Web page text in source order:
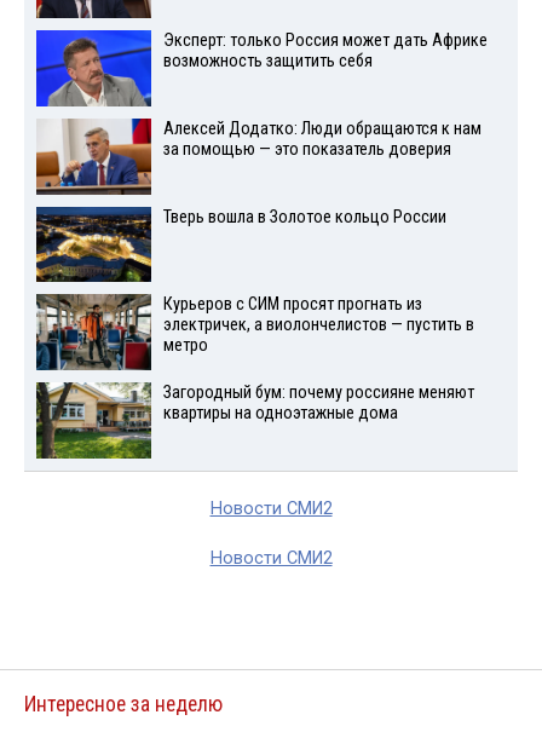
Эксперт: только Россия может дать Африке
возможность защитить себя
Алексей Додатко: Люди обращаются к нам
за помощью — это показатель доверия
Тверь вошла в Золотое кольцо России
Курьеров с СИМ просят прогнать из
электричек, а виолончелистов — пустить в
метро
Загородный бум: почему россияне меняют
квартиры на одноэтажные дома
Новости СМИ2
Новости СМИ2
Интересное за неделю